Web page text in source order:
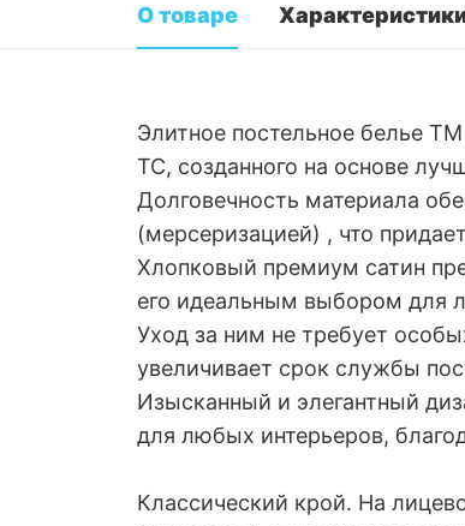
О товаре
Элитное постельное белье
ТС, созданного на основе
Долговечность материала
(мерсеризацией) , что
Хлопковый премиум сатин
его идеальным выбором для
Уход за ним не требует
увеличивает срок службы
Изысканный и элегантный
для любых интерьеров,
Классический крой. На